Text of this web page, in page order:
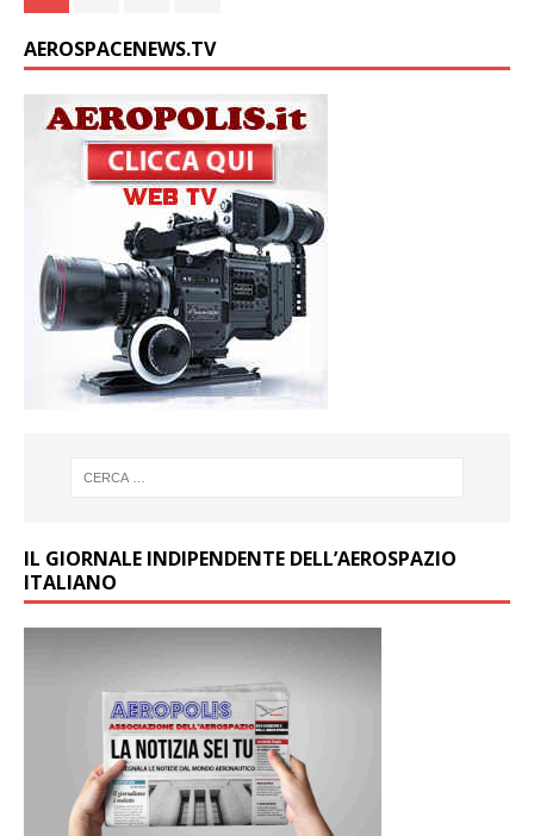
AEROSPACENEWS.TV
IL GIORNALE INDIPENDENTE DELL’AEROSPAZIO
ITALIANO